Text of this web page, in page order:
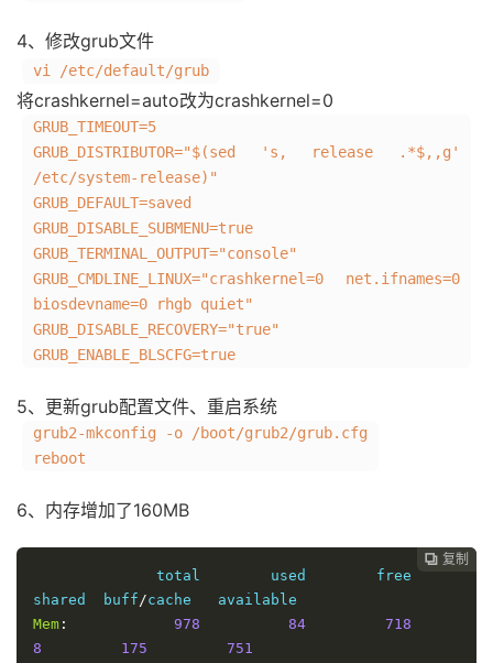
4、修改grub文件
vi /etc/default/grub
将crashkernel=auto改为crashkernel=0
GRUB_TIMEOUT=5
GRUB_DISTRIBUTOR="$(sed 's, release .*$,,g'
/etc/system-release)"
GRUB_DEFAULT=saved
GRUB_DISABLE_SUBMENU=true
GRUB_TERMINAL_OUTPUT="console"
GRUB_CMDLINE_LINUX="crashkernel=0 net.ifnames=0
biosdevname=0 rhgb quiet"
GRUB_DISABLE_RECOVERY="true"
GRUB_ENABLE_BLSCFG=true
5、更新grub配置文件、重启系统
grub2-mkconfig -o /boot/grub2/grub.cfg
reboot
6、内存增加了160MB
 复制
shared  buff/
Mem : 978 84
718
8
175 751